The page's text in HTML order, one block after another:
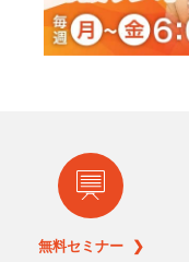
無料セミナー ❯